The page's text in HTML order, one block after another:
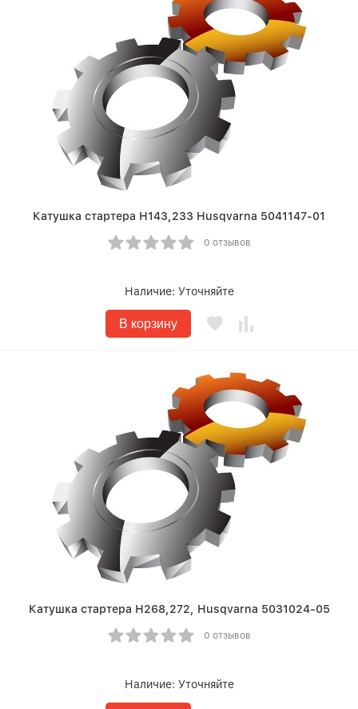
Катушка стартера Н143,233 Husqvarna 5041147-01
0 отзывов
Наличие: Уточняйте
В корзину
Катушка стартера Н268,272, Husqvarna 5031024-05
0 отзывов
Наличие: Уточняйте